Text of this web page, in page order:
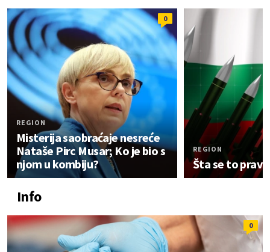
0
REGION
Misterija saobraćaje nesreće
Nataše Pirc Musar; Ko je bio s
njom u kombiju?
REGION
Šta se to pravi
Info
0